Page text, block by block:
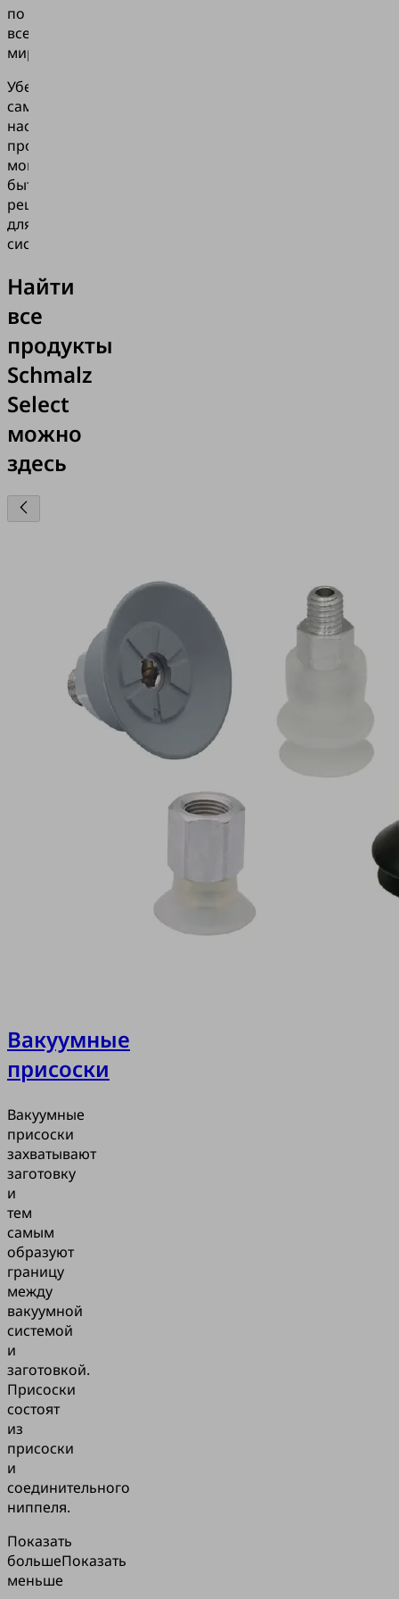
по
всему
миру.
Убедитесь
сами,
насколько
простыми
могут
быть
решения
для
систем.
Найти
все
продукты
Schmalz
Select
можно
здесь
Вакуумные
присоски
Вакуумные
присоски
захватывают
заготовку
и
тем
самым
образуют
границу
между
вакуумной
системой
и
заготовкой.
Присоски
состоят
из
присоски
и
соединительного
ниппеля.
Показать
большеПоказать
меньше